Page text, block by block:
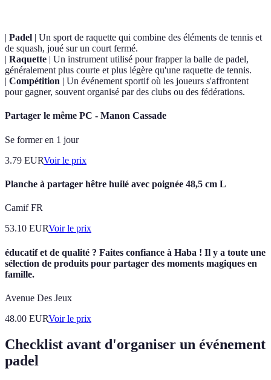
| Padel | Un sport de raquette qui combine des éléments de tennis et
de squash, joué sur un court fermé.
| Raquette | Un instrument utilisé pour frapper la balle de padel,
généralement plus courte et plus légère qu'une raquette de tennis.
| Compétition | Un événement sportif où les joueurs s'affrontent
pour gagner, souvent organisé par des clubs ou des fédérations.
Partager le même PC - Manon Cassade
Se former en 1 jour
3.79 EURVoir le prix
Planche à partager hêtre huilé avec poignée 48,5 cm L
Camif FR
53.10 EURVoir le prix
éducatif et de qualité ? Faites confiance à Haba ! Il y a toute une
sélection de produits pour partager des moments magiques en
famille.
Avenue Des Jeux
48.00 EURVoir le prix
Checklist avant d'organiser un événement
padel